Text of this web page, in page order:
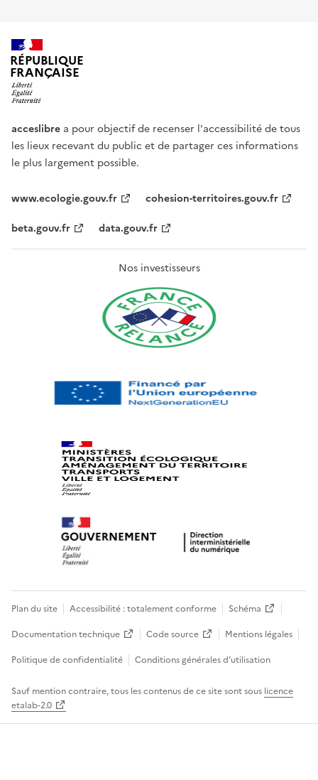
RÉPUBLIQUE
FRANÇAISE
acceslibre a pour objectif de recenser l'accessibilité de tous
les lieux recevant du public et de partager ces informations
le plus largement possible.
www.ecologie.gouv.fr
cohesion-territoires.gouv.fr
beta.gouv.fr
data.gouv.fr
Nos investisseurs
Plan du site Accessibilité : totalement conforme
Schéma
Documentation technique
Code source
Mentions légales
Politique de confidentialité
Conditions générales d’utilisation
Sauf mention contraire, tous les contenus de ce site sont sous licence
etalab-2.0